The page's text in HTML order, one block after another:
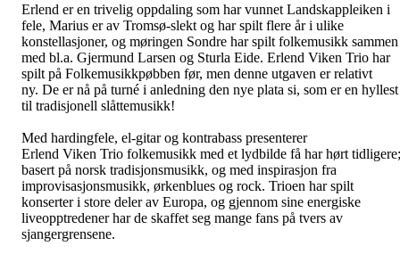
Erlend er en trivelig oppdaling som har vunnet Landskappleiken i
fele, Marius er av Tromsø-slekt og har spilt flere år i ulike
konstellasjoner, og møringen Sondre har spilt folkemusikk sammen
med bl.a. Gjermund Larsen og Sturla Eide. Erlend Viken Trio har
spilt på Folkemusikkpøbben før, men denne utgaven er relativt
ny. De er nå på turné i anledning den nye plata si, som er en hyllest
til tradisjonell slåttemusikk!
Med hardingfele, el-gitar og kontrabass presenterer
Erlend Viken Trio folkemusikk med et lydbilde få har hørt tidligere;
basert på norsk tradisjonsmusikk, og med inspirasjon fra
improvisasjonsmusikk, ørkenblues og rock. Trioen har spilt
konserter i store deler av Europa, og gjennom sine energiske
liveopptredener har de skaffet seg mange fans på tvers av
sjangergrensene.